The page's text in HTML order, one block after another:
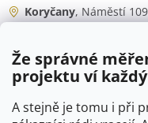
Že správné
projektu ví
A stejně je tomu i při
Koryčany, Náměstí
Po - Čt
06:00 - 07:00
07:30 - 15:30
Pá
06:00 - 07:00
07:30 - 15:00